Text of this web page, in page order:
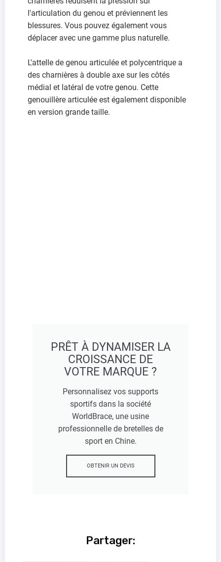
l'articulation du genou et préviennent les
blessures. Vous pouvez également vous
déplacer avec une gamme plus naturelle.
L'attelle de genou articulée et polycentrique a
des charnières à double axe sur les côtés
médial et latéral de votre genou. Cette
genouillère articulée est également disponible
en version grande taille.
PRÊT À DYNAMISER LA
CROISSANCE DE
VOTRE MARQUE ?
Personnalisez vos supports
sportifs dans la société
WorldBrace, une usine
professionnelle de bretelles de
sport en Chine.
OBTENIR UN DEVIS
Partager: